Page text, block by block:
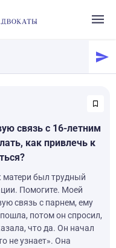
связь с 16-летним
как привлечь к
матери был трудный
Помогите. Моей
связь с парнем, ему
потом он спросил,
что да. Он начал
не узнает». Она